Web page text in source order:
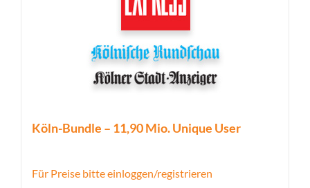
Köln-Bundle – 11,90 Mio. Unique User
Für Preise bitte einloggen/registrieren